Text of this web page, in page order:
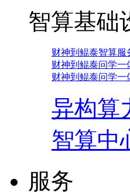
智算基础
财神到鲲泰智算服
财神到鲲泰问学一
财神到鲲泰问学一
异构算
智算中
服务